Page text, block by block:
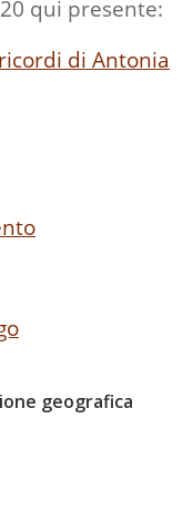
qui presente:
di Antonia
geografica